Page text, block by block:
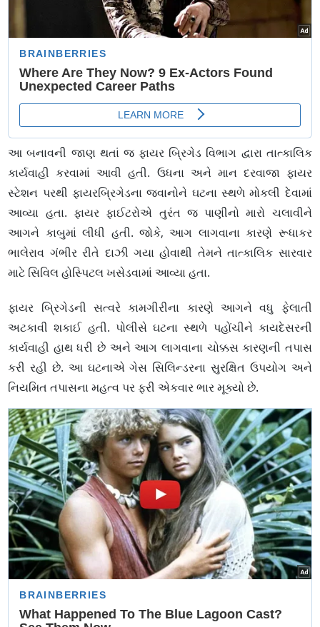
આ બનાવની જાણ થતાં જ ફાયર બ્રિગેડ વિભાગ દ્વારા તાત્કાલિક
કાર્યવાહી કરવામાં આવી હતી. ઉધના અને માન દરવાજા ફાયર
સ્ટેશન પરથી ફાયરબ્રિગેડના જવાનોને ઘટના સ્થળે મોકલી દેવામાં
આવ્યા હતા. ફાયર ફાઈટરોએ તુરંત જ પાણીનો મારો ચલાવીને
આગને કાબુમાં લીધી હતી. જોકે, આગ લાગવાના કારણે રૂધાકર
ભાલેરાવ ગંભીર રીતે દાઝી ગયા હોવાથી તેમને તાત્કાલિક સારવાર
માટે સિવિલ હોસ્પિટલ ખસેડવામાં આવ્યા હતા.
ફાયર બ્રિગેડની સત્વરે કામગીરીના કારણે આગને વધુ ફેલાતી
અટકાવી શકાઈ હતી. પોલીસે ઘટના સ્થળે પહોંચીને કાયદેસરની
કાર્યવાહી હાથ ધરી છે અને આગ લાગવાના ચોક્કસ કારણની તપાસ
કરી રહી છે. આ ઘટનાએ ગેસ સિલિન્ડરના સુરક્ષિત ઉપયોગ અને
નિયમિત તપાસના મહત્વ પર ફરી એકવાર ભાર મૂક્યો છે.